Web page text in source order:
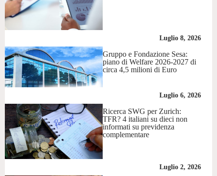
Luglio 8, 2026
Gruppo e Fondazione Sesa:
piano di Welfare 2026-2027 di
circa 4,5 milioni di Euro
Luglio 6, 2026
Ricerca SWG per Zurich:
TFR? 4 italiani su dieci non
informati su previdenza
complementare
Luglio 2, 2026